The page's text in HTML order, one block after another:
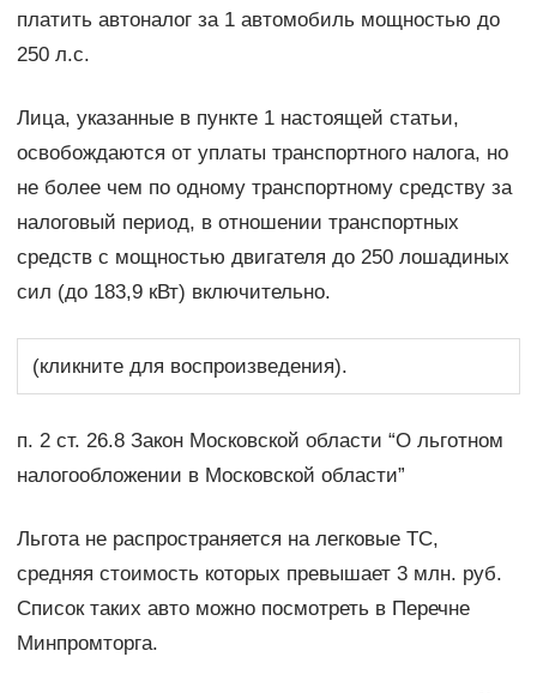
платить автоналог за 1 автомобиль мощностью до
250 л.с.
Лица, указанные в пункте 1 настоящей статьи,
освобождаются от уплаты транспортного налога, но
не более чем по одному транспортному средству за
налоговый период, в отношении транспортных
средств с мощностью двигателя до 250 лошадиных
сил (до 183,9 кВт) включительно.
(кликните для воспроизведения).
п. 2 ст. 26.8 Закон Московской области “О льготном
налогообложении в Московской области”
Льгота не распространяется на легковые ТС,
средняя стоимость которых превышает 3 млн. руб.
Список таких авто можно посмотреть в Перечне
Минпромторга.